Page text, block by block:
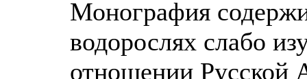
Монография
водорослях слабо
отношении Русской